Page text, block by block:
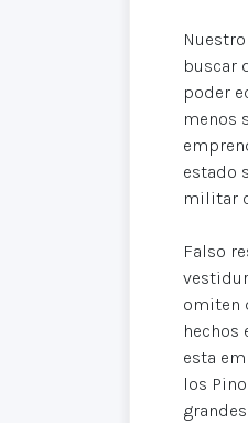
buscar
poder
menos
estado
militar
Falso
omiten
hechos
esta
los